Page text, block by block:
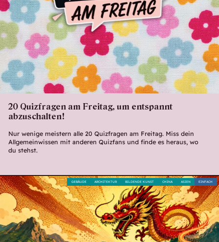
i
z
d
i
c
h
w
s
e
n
d
.
20 Quizfragen am Freitag, um entspannt
abzuschalten!
Nur wenige meistern alle 20 Quizfragen am Freitag. Miss dein
Allgemeinwissen mit anderen Quizfans und finde es heraus, wo
du stehst.
EINFACH
ASIEN
CHINA
BILDENDE KUNST
ARCHITEKTUR
GEBÄUDE